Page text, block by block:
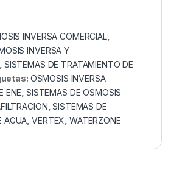
INVERSA COMERCIAL,
INVERSA Y
SISTEMAS DE TRATAMIENTO DE
OSMOSIS INVERSA
ENE SISTEMAS DE OSMOSIS
,SISTEMAS DE
AGUA ,VERTEX WATERZONE